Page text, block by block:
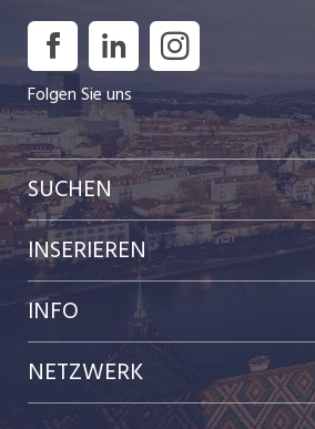
Folgen Sie uns
SUCHEN
Jobs im Kanton Basel-Stadt
Jobs im Kanton Baselland
Jobs in der Stadt Basel
Jobs in der Stadt Liestal
INSERIEREN
Preise & Leistungen
Kundenlogin
Einzelinserat disponieren
INFO
Team
NETZWERK